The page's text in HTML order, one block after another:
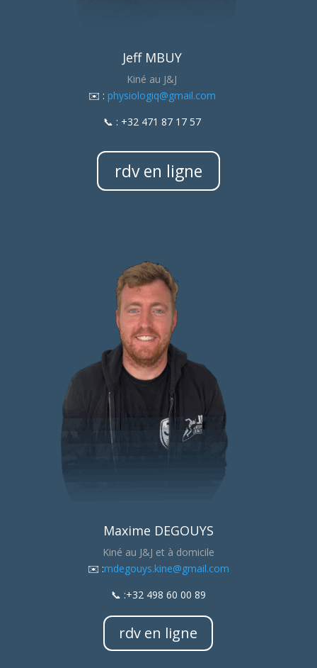
Jeff MBUY
Kiné au J&J
​✉️ : physiologiq@gmail.com
📞 : +32 471 87 17 57
rdv en ligne
Maxime DEGOUYS
Kiné au J&J et à domicile
​✉️ :mdegouys.kine@gmail.com
📞 :+32 498 60 00 89
rdv en ligne